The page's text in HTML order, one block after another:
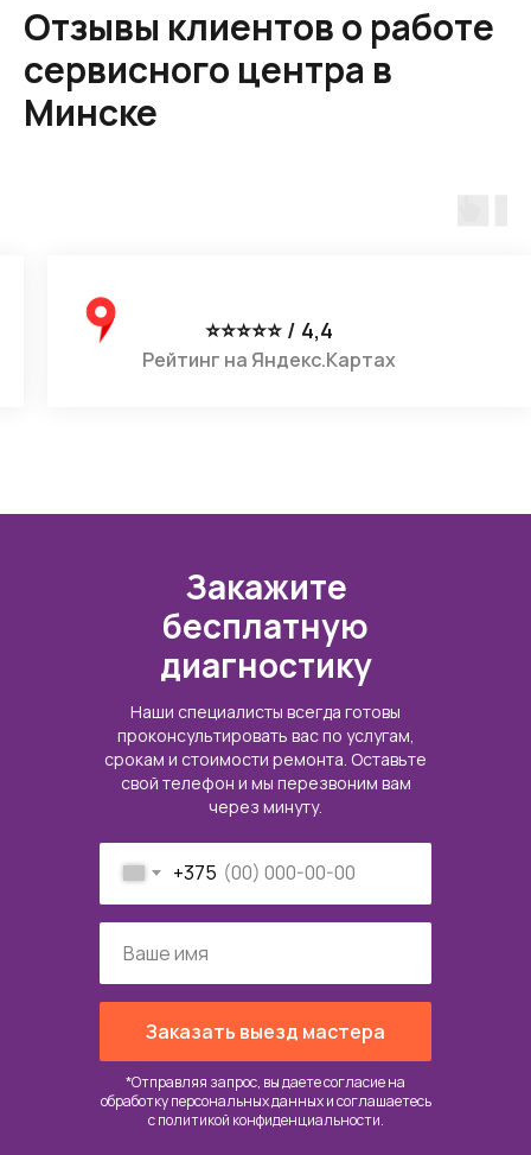
Отзывы клиентов о работе
сервисного центра в
Минске
⭐⭐⭐⭐⭐ / 4,4
Рейтинг на Google Картах
Наши специалисты всегда готовы
проконсультировать вас по услугам,
срокам и стоимости ремонта. Оставьте
свой телефон и мы перезвоним вам
через минуту.
Закажите
бесплатную
диагностику
*Отправляя запрос, вы даете согласие на
обработку персональных данных и соглашаетесь
cполитикой конфиденциальности.
+375
Заказать выезд мастера